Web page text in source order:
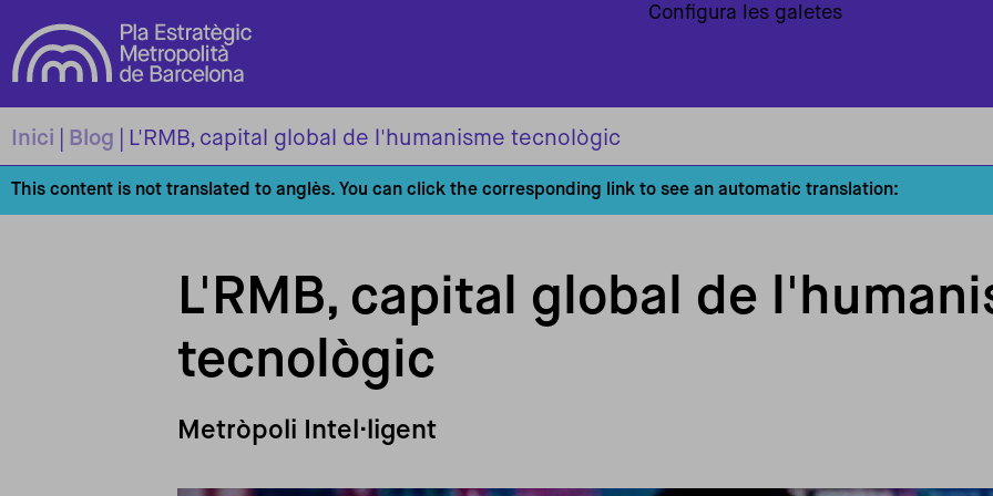
Inici Blog L'RMB, capital global de l'humanisme tecnològic
This content is not translated to anglès. You can click the corresponding link to see an automatic translation:
L'RMB, capital global de
tecnològic
Metròpoli Intel·ligent
Configura les galetes